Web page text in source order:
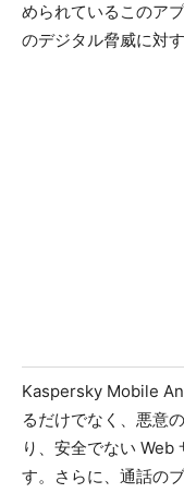
められているこのア
のデジタル脅威に対
Kaspersky Mobile
るだけでなく、悪意
り、安全でない Web
す。さらに、通話の